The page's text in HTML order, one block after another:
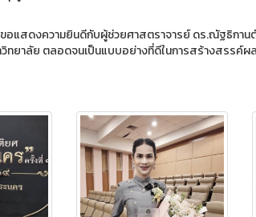
อแสดงความยินดีกับผู้ช่วยศาสตราจารย์ ดร.ณัฐธิกาน
ทยาลัย ตลอดจนเป็นแบบอย่างที่ดีในการสร้างสรรค์